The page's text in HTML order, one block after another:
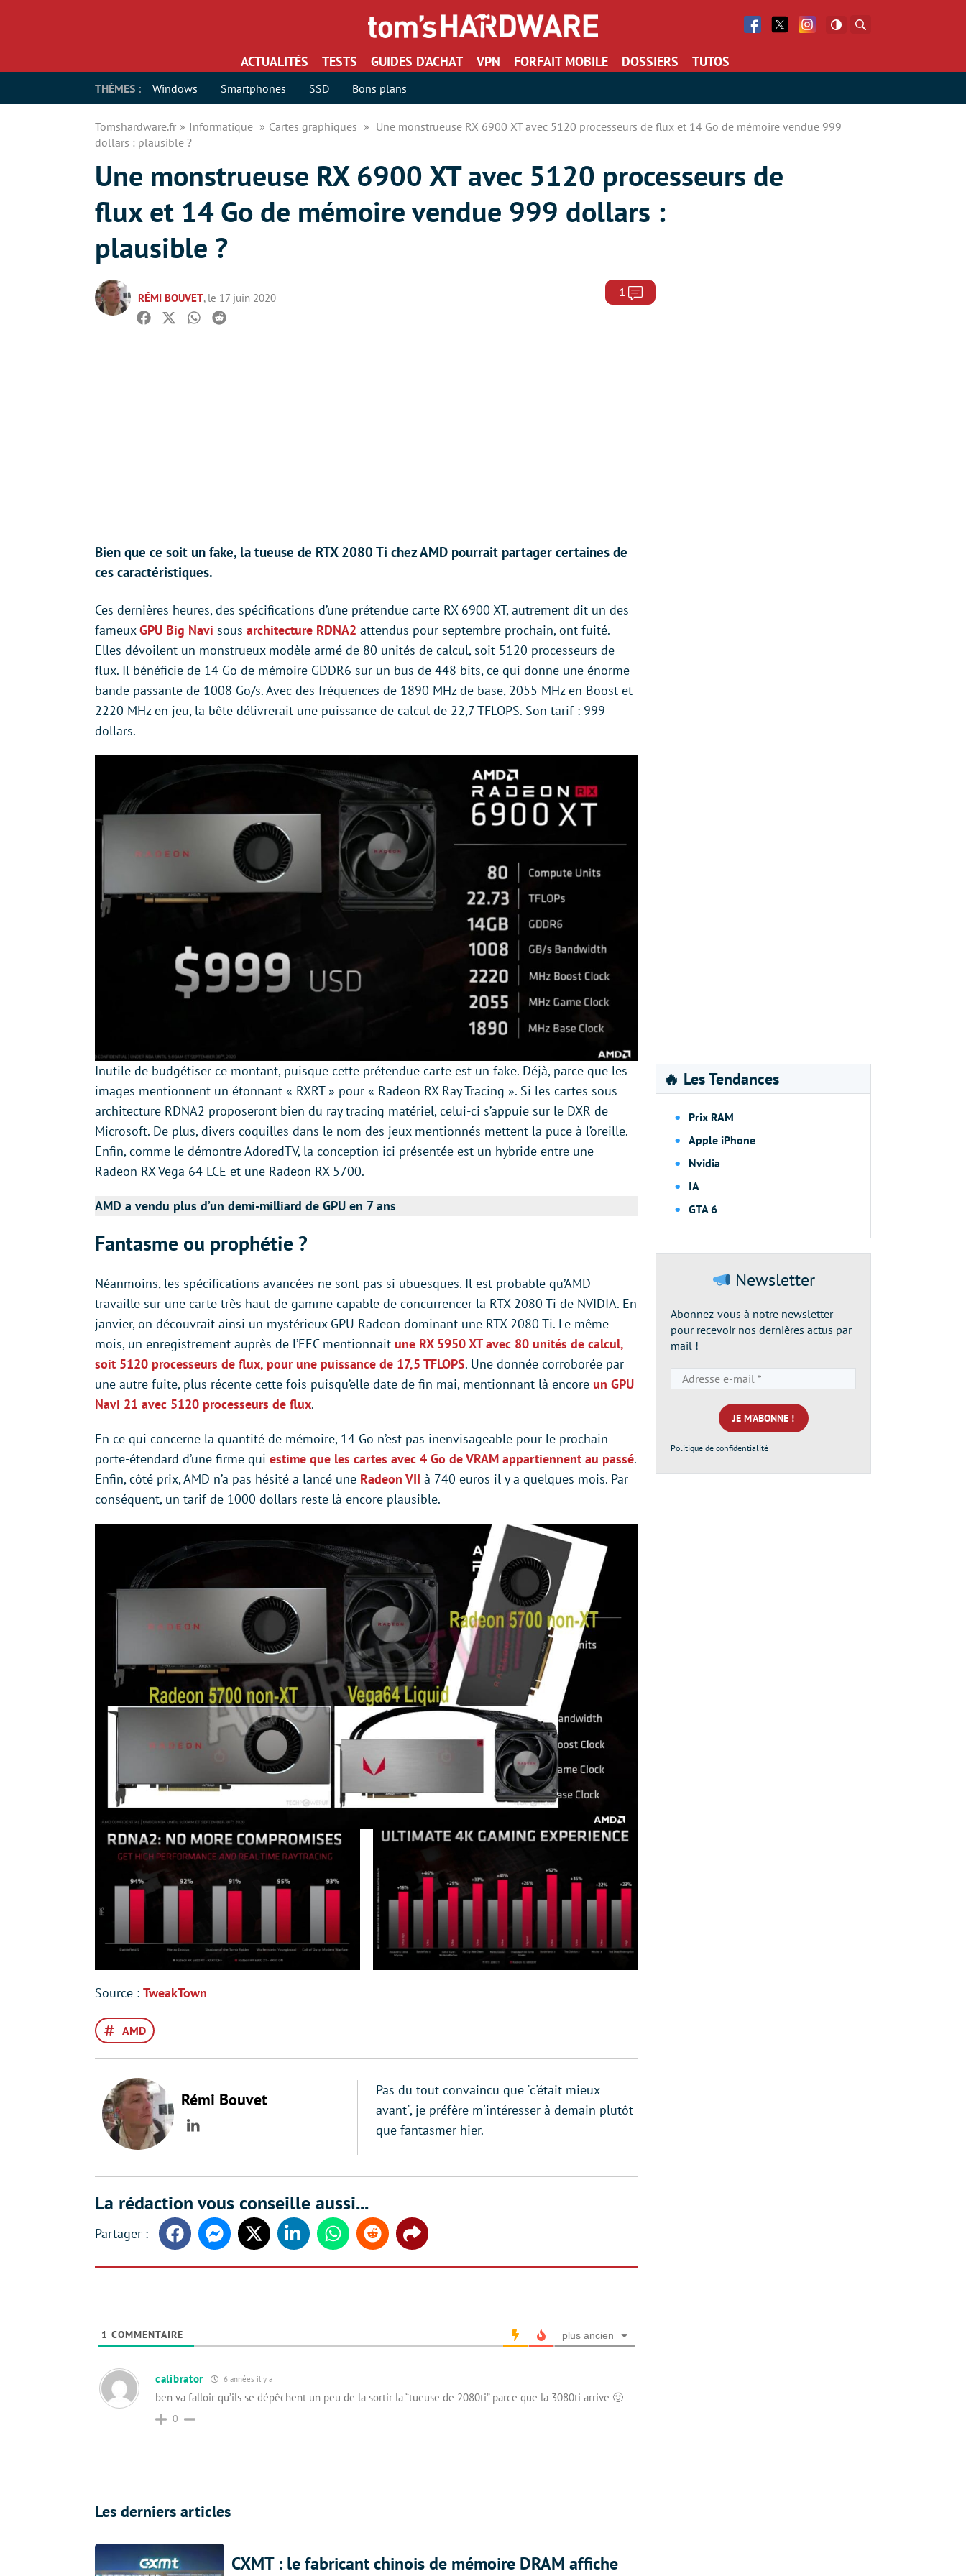
Facebook
Twitter Facebook
ACTUALITÉS TESTS GUIDES D’ACHAT VPN FORFAIT MOBILE DOSSIERS TUTOS
THÈMES : Windows Smartphones SSD Bons plans
Tomshardware.fr Informatique Cartes graphiques
Une monstrueuse RX 6900 XT avec 5120 processeurs de flux et 14 Go de mémoire vendue 999
dollars : plausible ?
Une monstrueuse RX 6900 XT avec 5120 processeurs de
flux et 14 Go de mémoire vendue 999 dollars :
plausible ?
RÉMI BOUVET, le 17 juin 2020 1 Commentaires
Facebook
TwitterWhatsapp
Reddit
Bien que ce soit un fake, la tueuse de RTX 2080 Ti chez AMD pourrait partager certaines de
ces caractéristiques.
Ces dernières heures, des spécifications d’une prétendue carte RX 6900 XT, autrement dit un des
fameuxGPU Big Navi sous architecture RDNA2 attendus pour septembre prochain, ont fuité.
Elles dévoilent un monstrueux modèle armé de 80 unités de calcul, soit 5120 processeurs de
flux. Il bénéficie de 14 Go de mémoire GDDR6 sur un bus de 448 bits, ce qui donne une énorme
bande passante de 1008 Go/s. Avec des fréquences de 1890 MHz de base, 2055 MHz en Boost et
2220 MHz en jeu, la bête délivrerait une puissance de calcul de 22,7 TFLOPS. Son tarif : 999
dollars.
Inutile de budgétiser ce montant, puisque cette prétendue carte est un fake. Déjà, parce que les
images mentionnent un étonnant « RXRT » pour « Radeon RX Ray Tracing ». Si les cartes sous
architecture RDNA2 proposeront bien du ray tracing matériel, celui-ci s’appuie sur le DXR de
Microsoft. De plus, divers coquilles dans le nom des jeux mentionnés mettent la puce à l’oreille.
Enfin, comme le démontre AdoredTV, la conception ici présentée est un hybride entre une
Radeon RX Vega 64 LCE et une Radeon RX 5700.
AMD a vendu plus d’un demi-milliard de GPU en 7 ans
Fantasme ou prophétie ?
Néanmoins, les spécifications avancées ne sont pas si ubuesques. Il est probable qu’AMD
travaille sur une carte très haut de gamme capable de concurrencer la RTX 2080 Ti de NVIDIA. En
janvier, on découvrait ainsi un mystérieux GPU Radeon dominant une RTX 2080 Ti. Le même
mois, un enregistrement auprès de l’EEC mentionnait une RX 5950 XT avec 80 unités de calcul,
soit 5120 processeurs de flux, pour une puissance de 17,5 TFLOPS. Une donnée corroborée par
une autre fuite, plus récente cette fois puisqu’elle date de fin mai, mentionnant là encore un GPU
Navi 21 avec 5120 processeurs de flux.
En ce qui concerne la quantité de mémoire, 14 Go n’est pas inenvisageable pour le prochain
porte-étendard d’une firme qui estime que les cartes avec 4 Go de VRAM appartiennent au passé.
Enfin, côté prix, AMD n’a pas hésité a lancé une Radeon VII à 740 euros il y a quelques mois. Par
conséquent, un tarif de 1000 dollars reste là encore plausible.
Source : TweakTown
AMD
Rémi Bouvet
LinkedIn
Pas du tout convaincu que "c'était mieux
avant", je préfère m'intéresser à demain plutôt
que fantasmer hier.
La rédaction vous conseille aussi...
FacebookMessengerTwitter LinkedinWhatsappReddit Share
1 COMMENTAIRE plus ancien
calibrator 6 années il y a
ben va falloir qu’ils se dépêchent un peu de la sortir la “tueuse de 2080ti” parce que la 3080ti arrive 🙂
0
Les derniers articles
CXMT : le fabricant chinois de mémoire DRAM affiche
🔥 Les Tendances
Prix RAM
Apple iPhone
Nvidia
IA
GTA 6
Newsletter
Abonnez-vous à notre newsletter
pour recevoir nos dernières actus par
mail !
e-
mail
*
Politique de confidentialité